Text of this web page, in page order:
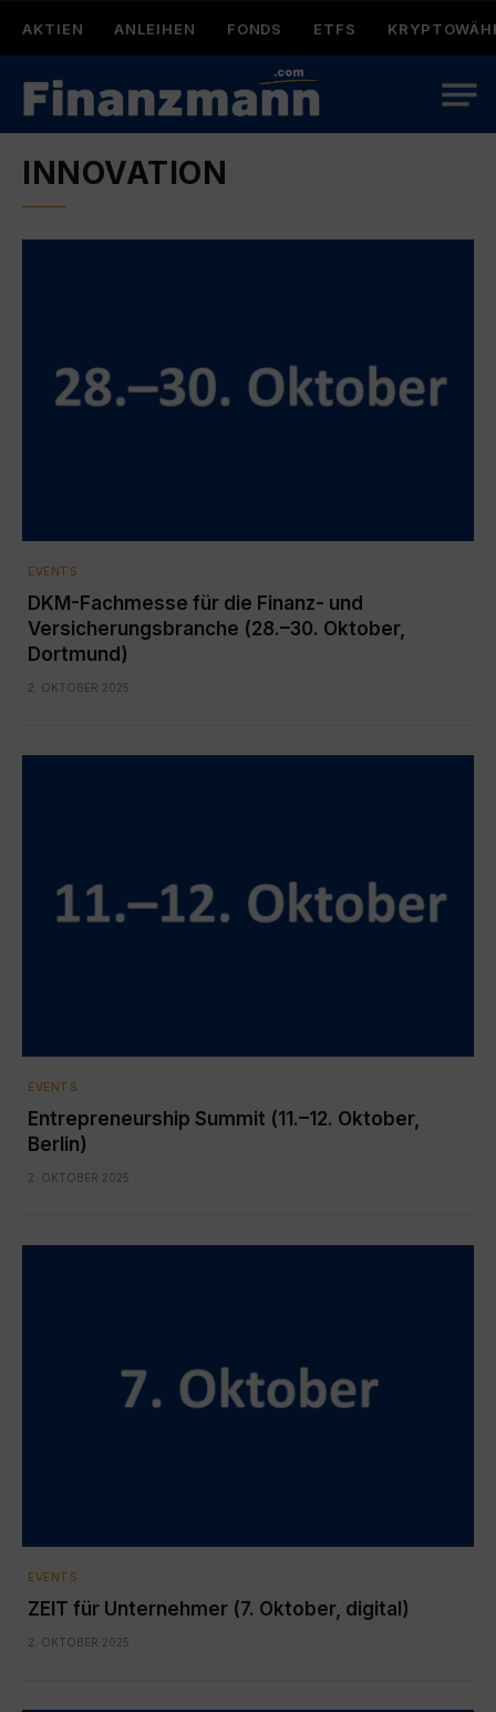
AKTIEN ANLEIHEN FONDS ETFS
INNOVATION
EVENTS
DKM-Fachmesse für die Finanz- und
Versicherungsbranche (28.–30. Oktober,
Dortmund)
2. OKTOBER 2025
EVENTS
Entrepreneurship Summit (11.–12. Oktober,
Berlin)
2. OKTOBER 2025
EVENTS
ZEIT für Unternehmer (7. Oktober, digital)
2. OKTOBER 2025